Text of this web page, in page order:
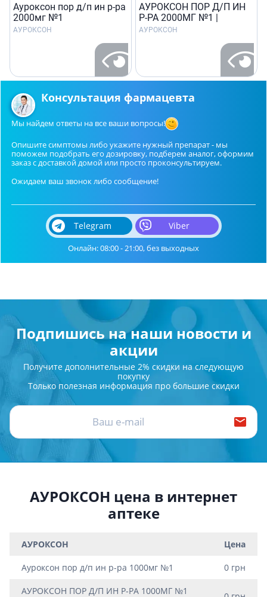
Ауроксон пор д/п ин р-ра
2000мг №1
АУРОКСОН
АУРОКСОН ПОР Д/П ИН
Р-РА 2000МГ №1 |
АУРОКСОН
Консультация фармацевта
Мы найдем ответы на все ваши вопросы!
Опишите симптомы либо укажите нужный препарат - мы
поможем подобрать его дозировку, подберем аналог, оформим
заказ с доставкой домой или просто проконсультируем.
Ожидаем ваш звонок либо сообщение!
Telegram Viber
Онлайн: 08:00 - 21:00, без выходных
Подпишись на наши новости и
акции
Получите дополнительные 2% скидки на следующую
покупку
Только полезная информация про большие скидки
АУРОКСОН цена в интернет
аптеке
АУРОКСОН Цена
Ауроксон пор д/п ин р-ра 1000мг №1 0 грн
АУРОКСОН ПОР Д/П ИН Р-РА 1000МГ №1